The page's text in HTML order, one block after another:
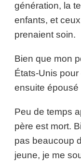
génération, la
enfants, et
prenaient soin.
Bien que mon
États-Unis
ensuite épousé
Peu de temps
père est mort.
pas beaucoup
jeune, je me